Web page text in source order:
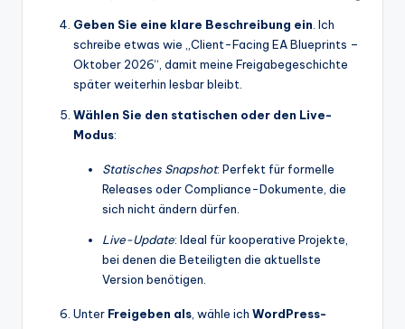
Geben Sie eine klare Beschreibung ein. Ich
schreibe etwas wie „Client-Facing EA Blueprints –
Oktober 2026“, damit meine Freigabegeschichte
später weiterhin lesbar bleibt.
Wählen Sie den statischen oder den Live-
Modus:
Statisches Snapshot: Perfekt für formelle
Releases oder Compliance-Dokumente, die
sich nicht ändern dürfen.
Live-Update: Ideal für kooperative Projekte,
bei denen die Beteiligten die aktuellste
Version benötigen.
Unter Freigeben als, wähle ich WordPress-